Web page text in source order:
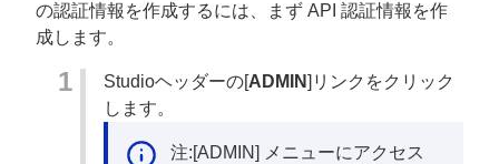
の認証情報を作成するには、まず API 認証情報を作
成します。
Studioヘッダーの[ADMIN]リンクをクリック
します。
注:[ADMIN] メニューにアクセス